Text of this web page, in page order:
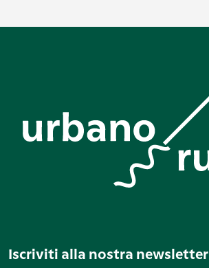
Iscriviti alla nostra newsletter